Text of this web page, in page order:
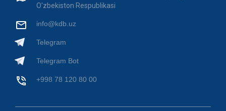
O'zbekiston Respublikasi
info@kdb.uz
Telegram
Telegram Bot
+998 78 120 80 00